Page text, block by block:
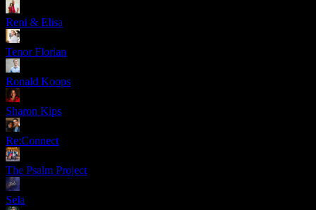
Reni & Elisa
Tenor Florian
Ronald Koops
Sharon Kips
Re:Connect
The Psalm Project
Sela